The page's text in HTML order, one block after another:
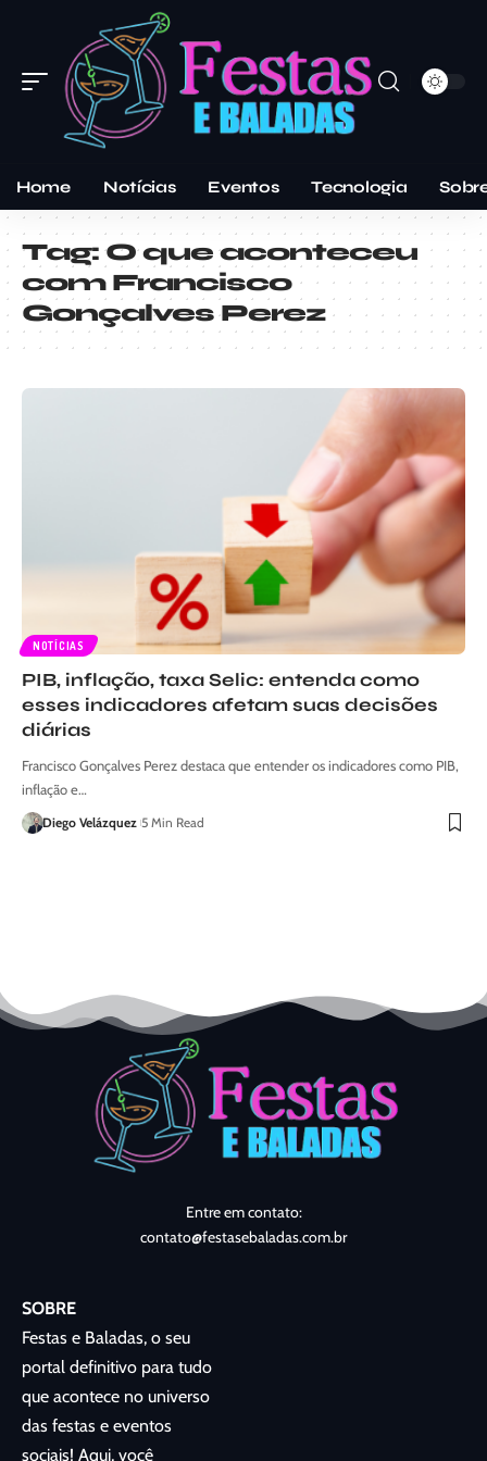
Home Notícias Eventos Tecnologia
Tag:O que aconteceu
com Francisco
Gonçalves Perez
NOTÍCIAS
PIB, inflação, taxa Selic: entenda como
esses indicadores afetam suas decisões
diárias
Francisco Gonçalves Perez destaca que entender os indicadores como PIB,
inflação e…
Diego Velázquez 5 Min Read
Entre em contato:
contato@festasebaladas.com.br
SOBRE
Festas e Baladas, o seu
portal definitivo para tudo
que acontece no universo
das festas e eventos
sociais! Aqui, você